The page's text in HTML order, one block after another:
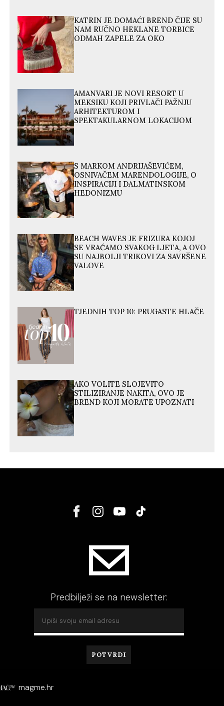
KATRIN JE DOMAĆI BREND ČIJE SU
NAM RUČNO HEKLANE TORBICE
ODMAH ZAPELE ZA OKO
AMANVARI JE NOVI RESORT U
MEKSIKU KOJI PRIVLAČI PAŽNJU
ARHITEKTUROM I
SPEKTAKULARNOM LOKACIJOM
S MARKOM ANDRIJAŠEVIĆEM,
OSNIVAČEM MARENDOLOGIJE, O
INSPIRACIJI I DALMATINSKOM
HEDONIZMU
BEACH WAVES JE FRIZURA KOJOJ
SE VRAĆAMO SVAKOG LJETA, A OVO
SU NAJBOLJI TRIKOVI ZA SAVRŠENE
VALOVE
TJEDNIH TOP 10: PRUGASTE HLAČE
AKO VOLITE SLOJEVITO
STILIZIRANJE NAKITA, OVO JE
BREND KOJI MORATE UPOZNATI
Predbilježi se na newsletter:
magme.hr